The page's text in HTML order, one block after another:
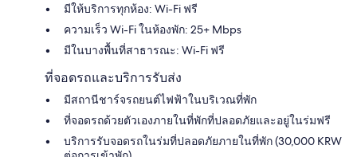
มีให้บริการทุกห้อง: Wi-Fi ฟรี
ความเร็ว Wi-Fi ในห้องพัก: 25+ Mbps
มีในบางพื้นที่สาธารณะ: Wi-Fi ฟรี
ที่จอดรถและบริการรับส่ง
มีสถานีชาร์จรถยนต์ไฟฟ้าในบริเวณที่พัก
ที่จอดรถด้วยตัวเองภายในที่พักที่ปลอดภัยและอยู่ในร่มฟรี
บริการรับจอดรถในร่มที่ปลอดภัยภายในที่พัก (30,000 KRW